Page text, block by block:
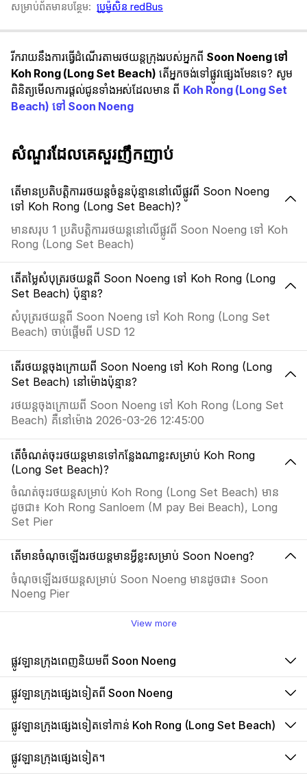
សម្រាប់ព័តមានបន្ថែម: ប្រូម៉ូសិន redBus
រីករាយនឹងការធ្វើដំណើរតាមរថយន្តក្រុងរបស់អ្នកពី Soon Noeng ទៅ
Koh Rong (Long Set Beach) តើអ្នកចង់ទៅផ្លូវផ្សេងមែនទេ? សូម
ពិនិត្យមើលការផ្តល់ជូនទាំងអស់ដែលមាន ពី Koh Rong (Long Set
Beach) ទៅ Soon Noeng
សំណួរដែលគេសួរញឹកញាប់
តើមានប្រតិបត្តិការរថយន្តចំនួនប៉ុន្មាននៅលើផ្លូវពី Soon Noeng
ទៅ Koh Rong (Long Set Beach)?
មានសរុប 1 ប្រតិបត្តិការរថយន្តនៅលើផ្លូវពី Soon Noeng ទៅ Koh
Rong (Long Set Beach)
តើតម្លៃសំបុត្ររថយន្តពី Soon Noeng ទៅ Koh Rong (Long
Set Beach) ប៉ុន្មាន?
សំបុត្ររថយន្តពី Soon Noeng ទៅ Koh Rong (Long Set
Beach) ចាប់ផ្តើមពី USD 12
តើរថយន្តចុងក្រោយពី Soon Noeng ទៅ Koh Rong (Long
Set Beach) នៅម៉ោងប៉ុន្មាន?
រថយន្តចុងក្រោយពី Soon Noeng ទៅ Koh Rong (Long Set
Beach) គឺនៅម៉ោង 2026-03-26 12:45:00
តើចំំណត់ចុះរថយន្តមានទៅកន្លែងណាខ្លះសម្រាប់ Koh Rong
(Long Set Beach)?
ចំណត់ចុះរថយន្តសម្រាប់ Koh Rong (Long Set Beach) មាន
ដូចជា៖ Koh Rong Sanloem (M pay Bei Beach), Long
Set Pier
តើមានចំណុចឡើងរថយន្តមានអ្វីខ្លះសម្រាប់ Soon Noeng?
ចំណុចឡើងរថយន្តសម្រាប់ Soon Noeng មានដូចជា៖ Soon
Noeng Pier
View more
ផ្លូវឡានក្រុងពេញនិយមពី Soon Noeng
ផ្លូវឡានក្រុងផ្សេងទៀតពី Soon Noeng
ផ្លូវឡានក្រុងផ្សេងទៀតទៅកាន់ Koh Rong (Long Set Beach)
ផ្លូវឡានក្រុងផ្សេងទៀត។